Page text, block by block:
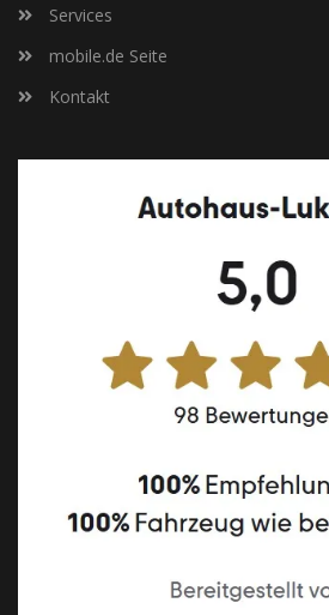
Services
mobile.de Seite
Kontakt